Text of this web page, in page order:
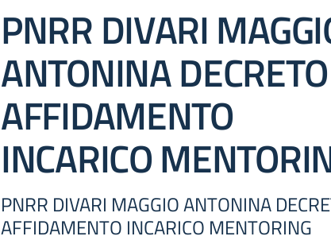
PNRR DIVARI
ANTONINA DECRETO
AFFIDAMENTO
INCARICO
PNRR DIVARI MAGGIO ANTONINA
AFFIDAMENTO INCARICO MENTORING